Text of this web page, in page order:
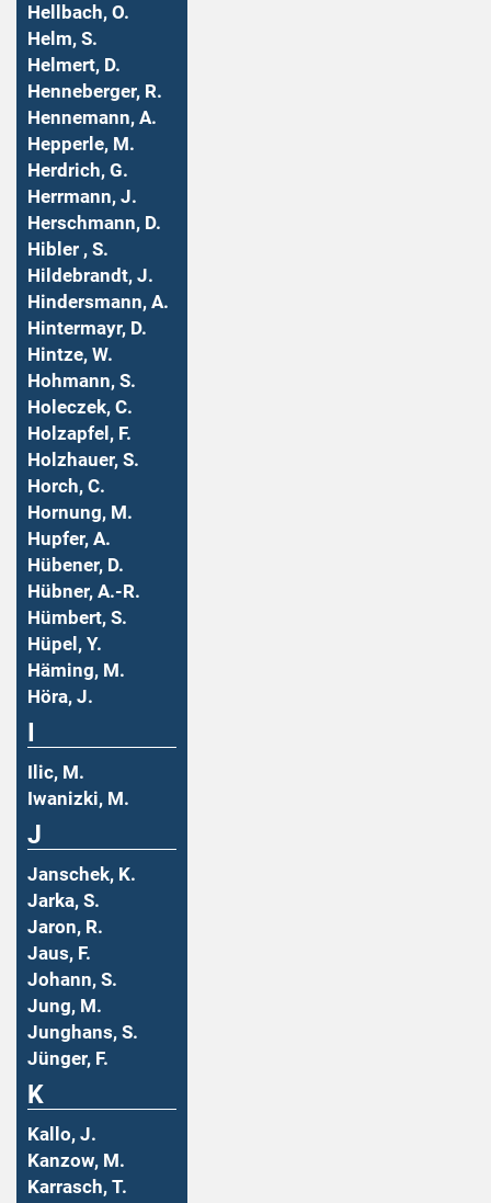
Hellbach, O.
Helm, S.
Helmert, D.
Henneberger, R.
Hennemann, A.
Hepperle, M.
Herdrich, G.
Herrmann, J.
Herschmann, D.
Hibler , S.
Hildebrandt, J.
Hindersmann, A.
Hintermayr, D.
Hintze, W.
Hohmann, S.
Holeczek, C.
Holzapfel, F.
Holzhauer, S.
Horch, C.
Hornung, M.
Hupfer, A.
Hübener, D.
Hübner, A.-R.
Hümbert, S.
Hüpel, Y.
Häming, M.
Höra, J.
Ilic, M.
Iwanizki, M.
J
Janschek, K.
Jarka, S.
Jaron, R.
Jaus, F.
Johann, S.
Jung, M.
Junghans, S.
Jünger, F.
K
Kallo, J.
Kanzow, M.
Karrasch, T.